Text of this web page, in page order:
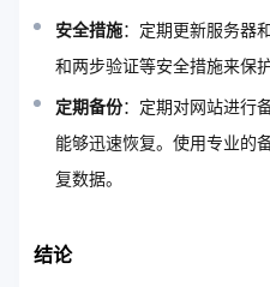
安全措施：定期更新服务器
和两步验证等安全措施来保
定期备份：定期对网站进行
能够迅速恢复。使用专业的
复数据。
结论